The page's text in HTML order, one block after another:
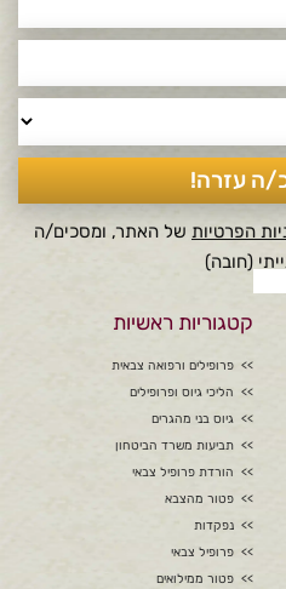
הפרטיות של האתר, ומסכים/ה
(חובה)
קטגוריות ראשיות
פרופילים ורפואה צבאית
הליכי גיוס ופרופילים
גיוס בני מהגרים
תביעות משרד הביטחון
הורדת פרופיל צבאי
פטור מהצבא
נפקדות
פרופיל צבאי
פטור ממילואים